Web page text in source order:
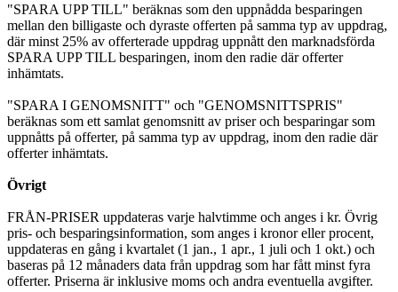
"SPARA UPP TILL" beräknas som den uppnådda besparingen
mellan den billigaste och dyraste offerten på samma typ av uppdrag,
där minst 25% av offerterade uppdrag uppnått den marknadsförda
SPARA UPP TILL besparingen, inom den radie där offerter
inhämtats.
"SPARA I GENOMSNITT" och "GENOMSNITTSPRIS"
beräknas som ett samlat genomsnitt av priser och besparingar som
uppnåtts på offerter, på samma typ av uppdrag, inom den radie där
offerter inhämtats.
Övrigt
FRÅN-PRISER uppdateras varje halvtimme och anges i kr. Övrig
pris- och besparingsinformation, som anges i kronor eller procent,
uppdateras en gång i kvartalet (1 jan., 1 apr., 1 juli och 1 okt.) och
baseras på 12 månaders data från uppdrag som har fått minst fyra
offerter. Priserna är inklusive moms och andra eventuella avgifter.